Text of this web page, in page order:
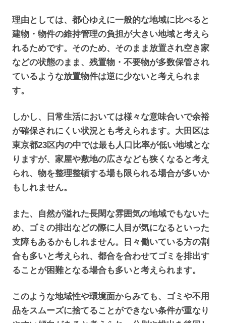
理由としては、都心ゆえに一般的な地域に比べると
建物・物件の維持管理の負担が大きい地域と考えら
れるためです。そのため、そのまま放置され空き家
などの状態のまま、残置物・不要物が多数保管され
ているような放置物件は逆に少ないと考えられま
す。
しかし、日常生活においては様々な意味合いで余裕
が確保されにくい状況とも考えられます。大田区は
東京都23区内の中では最も人口比率が低い地域とな
りますが、家屋や敷地の広さなども狭くなると考え
られ、物を整理整頓する場も限られる場合が多いか
もしれません。
また、自然が溢れた長閑な雰囲気の地域でもないた
め、ゴミの排出などの際に人目が気になるといった
支障もあるかもしれません。日々働いている方の割
合も多いと考えられ、都合を合わせてゴミを排出す
ることが困難となる場合も多いと考えられます。
このような地域性や環境面からみても、ゴミや不用
品をスムーズに捨てることができない条件が重なり